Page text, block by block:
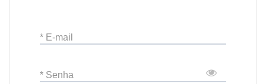
* E-mail
* Senha